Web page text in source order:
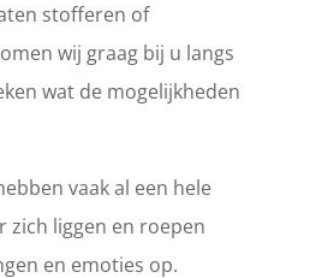
stofferen of
wij graag bij u langs
wat de mogelijkheden
vaak al een hele
zich liggen en roepen
en emoties op.